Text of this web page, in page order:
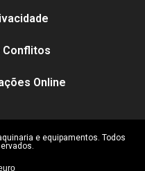
Conflitos
Online
e equipamentos. Todos